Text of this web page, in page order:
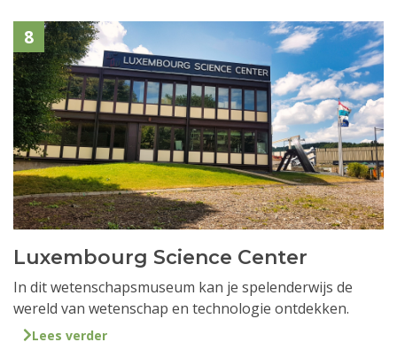
8
Luxembourg Science Center
In dit wetenschapsmuseum kan je spelenderwijs de
wereld van wetenschap en technologie ontdekken.
Lees verder